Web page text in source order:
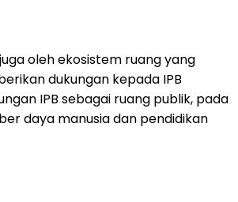
oleh ekosistem ruang yang
dukungan kepada IPB
IPB sebagai ruang publik, pada
daya manusia dan pendidikan